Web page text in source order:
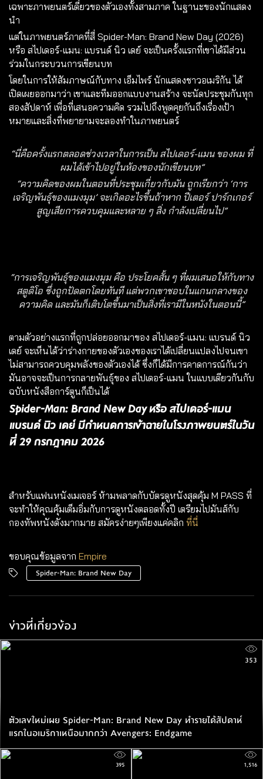
เฉพาะภาพยนตร์เดี่ยวของตัวเองทั้งสามภาค ในฐานะของนักแสดง
นำ
แต่ในภาพยนตร์ภาคที่สี่ Spider-Man: Brand New Day (2026)
หรือ สไปเดอร์-แมน: แบรนด์ นิว เดย์ จะเป็นครั้งแรกที่เขาได้มีส่วน
ร่วมในกระบวนการเขียนบท
โดยในการให้สัมภาษณ์กับทาง เอ็มไพร์ นักแสดงชาวอเมริกัน ได้
เปิดเผยออกมาว่า เขาและทีมออกแบบงานสร้าง จะนัดประชุมกันทุก
สองสัปดาห์ เพื่อที่เสนอความคิด รวมไปถึงพูดคุยกันถึงเรื่องเป้า
หมายและสิ่งที่พยายามจะลองทำในภาพยนตร์
“นี่คือครั้งแรกตลอดช่วงเวลาในการเป็น สไปเดอร์-แมน ของผม ที่
ผมได้เข้าไปอยู่ในห้องของนักเขียนบท”
“ความคิดของผมในตอนที่ประชุมเกี่ยวกับมัน ถูกเรียกว่า ‘การ
เจริญพันธุ์ของแมงมุม’ จะเกิดอะไรขึ้นถ้าหาก ปีเตอร์​ ปาร์กเกอร์
สูญเสียการควบคุมและหลาย ๆ สิ่ง กำลังเปลี่ยนไป”
“การเจริญพันธุ์ของแมงมุม คือ ประโยคสั้น ๆ ที่ผมเสนอให้กับทาง
สตูดิโอ ซึ่งถูกปัดตกโดยทันที แต่พวกเขาชอบในแกนกลางของ
ความคิด และมันก็เติบโตขึ้นมาเป็นสิ่งที่เรามีในหนังในตอนนี้”
ตามตัวอย่างแรกที่ถูกปล่อยออกมาของ สไปเดอร์-แมน: แบรนด์ นิว
เดย์ จะเห็นได้ว่าร่างกายของตัวเองของเราได้เปลี่ยนแปลงไปจนเขา
ไม่สามารถควบคุมพลังของตัวเองได้ ซึ่งก็ได้มีการคาดการณ์กันว่า
มันอาจจะเป็นการกลายพันธุ์ของ สไปเดอร์-แมน ในแบบเดียวกันกับ
ฉบับหนังสือการ์ตูนก็เป็นได้
Spider-Man: Brand New Day หรือ สไปเดอร์-แมน
แบรนด์ นิว เดย์ มีกำหนดการเข้าฉายในโรงภาพยนตร์ในวัน
ที่ 29 กรกฎาคม 2026
สำหรับแฟนหนังเมเจอร์ ห้ามพลาดกับบัตรดูหนังสุดคุ้ม M PASS ที่
จะทำให้คุณคุ้มเต็มอิ่มกับการดูหนังตลอดทั้งปี เตรียมไปมันส์กับ
กองทัพหนังดังมากมาย สมัครง่ายๆเพียงแค่คลิก ที่นี่
ขอบคุณข้อมูลจาก Empire
Spider-Man: Brand New Day
ข่าวที่เกี่ยวข้อง
ตัวเลขใหม่เผย Spider-Man: Brand New Day ทำรายได้สัปดาห์
แรกในอเมริกาเหนือมากกว่า Avengers: Endgame
353
395 1,516